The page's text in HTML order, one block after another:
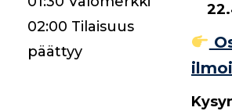
02:00 Tilaisuus
päättyy